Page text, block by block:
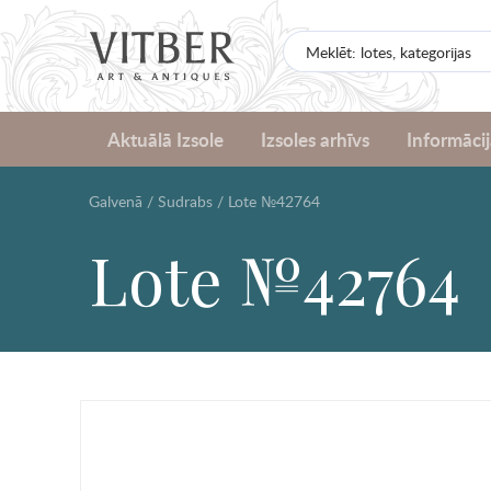
Aktuālā Izsole Izsoles arhīvs
Galvenā / Sudrabs / Lote №42764
Lote №42764